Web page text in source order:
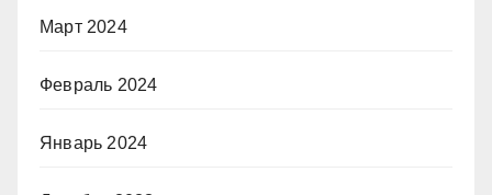
Март 2024
Февраль 2024
Январь 2024